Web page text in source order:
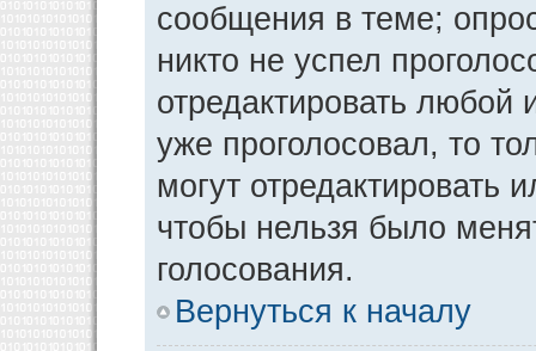
сообщения в теме;
никто не успел
отредактировать любой
уже проголосовал, то
могут отредактировать
чтобы нельзя было
голосования.
Вернуться к началу